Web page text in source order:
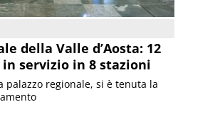
della Valle d’Aosta: 12
servizio in 8 stazioni
palazzo regionale, si è tenuta la